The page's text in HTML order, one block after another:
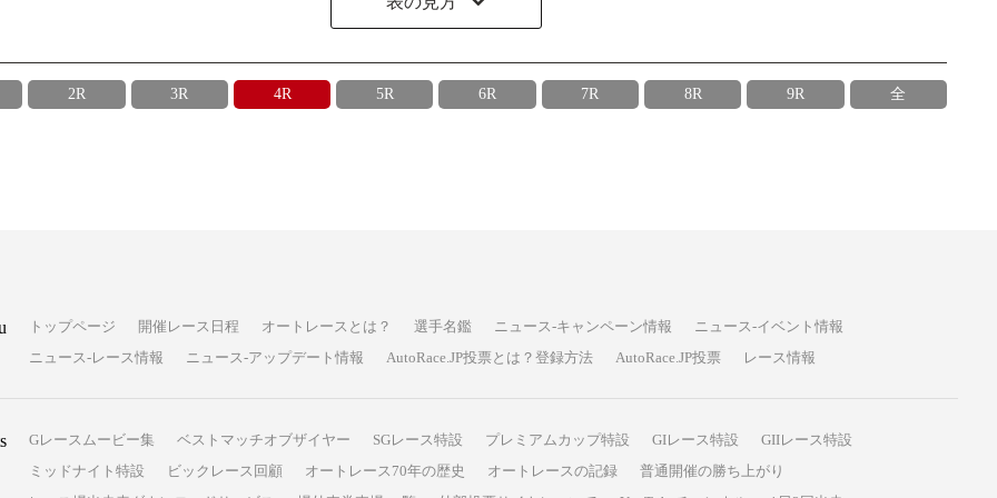
2R 3R 4R 5R 6R 7R 8R 9R 全
トップページ 開催レース日程 オートレースとは？ 選手名鑑 ニュース-キャンペーン情報
ニュース-イベント情報
ニュース-レース情報
ニュース-アップデート情報 AutoRace.JP投票とは？登録方法 AutoRace.JP投票 レース情報
Gレースムービー集 ベストマッチオブザイヤー SGレース特設 プレミアムカップ特設 GIレース特設
GIIレース特設
ミッドナイト特設
ビックレース回顧 オートレース70年の歴史 オートレースの記録
普通開催の勝ち上がり